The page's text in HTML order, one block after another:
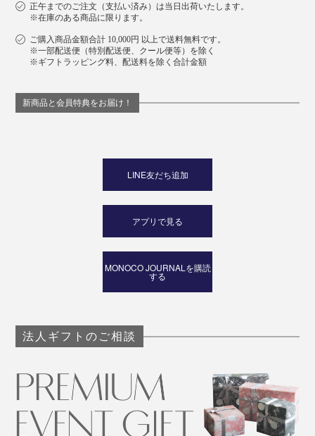
正午までのご注文（支払い済み）は当日出荷いたします。
※在庫のある商品に限ります。
ご購入商品金額合計 10,000円 以上で送料無料です。
※一部配送便（特別配送便、クール便等）を除く
※ギフトラッピング料、配送料を除く合計金額
新商品と会員特典をお届け！
LINE友だち追加
アプリで見る
MONOCO JOURNALを購読
する
法人ギフトのご相談